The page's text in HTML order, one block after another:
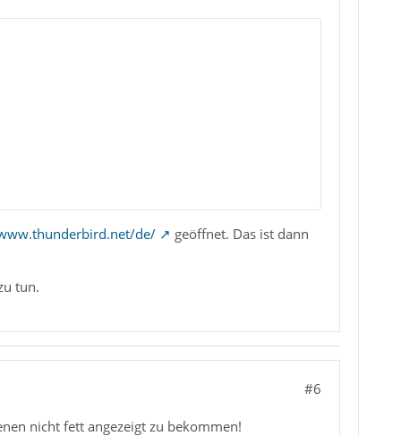
de/ geöffnet. Das ist dann
tun.
#6
nicht fett angezeigt zu bekommen!